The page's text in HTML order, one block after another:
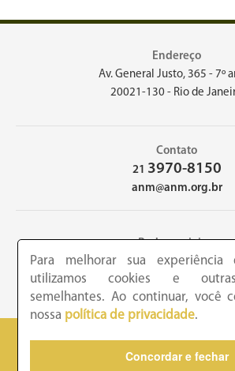
Endereço
Av. General Justo, 365 - 7º
20021-130 - Rio de
Contato
21 3970-8150
anm@anm.org.br
Redes sociais
2026 - Academia Nacional de Medicina -
direitos reservados
Para melhorar sua experiência
utilizamos cookies e
semelhantes. Ao continuar, você
nossa política de privacidade.
Concordar e fechar